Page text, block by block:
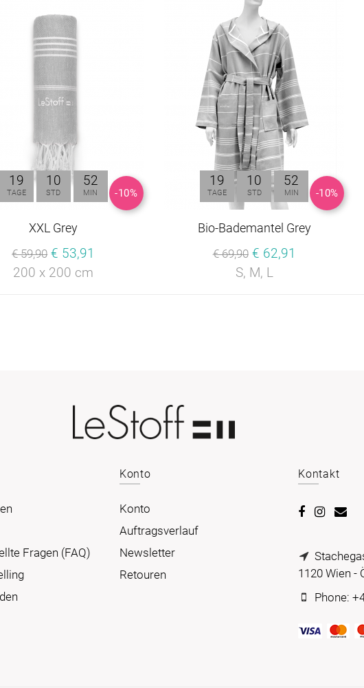
19
TAGE
10
STD
52
MIN -10%
XXL Grey
€ 59,90 € 53,91
200 x 200 cm
19
TAGE
10
STD
52
MIN -10%
Bio-Bademantel Grey
€ 69,90 € 62,91
S, M, L
Fragen (FAQ)
Konto
Konto
Auftragsverlauf
Newsletter
Retouren
Kontakt
1120 Wien -
Phone: